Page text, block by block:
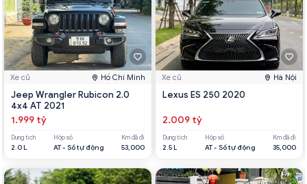
Xe cũ Hồ Chí Minh
Jeep Wrangler Rubicon 2.0
4x4 AT 2021
1.999 tỷ
Dung tích
2.0 L
Hộp số
AT - Số tự động
Km đã đi
53,000
Xe cũ Hà Nội
Lexus ES 250 2020
2.009 tỷ
Dung tích
2.5 L
Hộp số
AT - Số tự động
Km đã đi
35,000